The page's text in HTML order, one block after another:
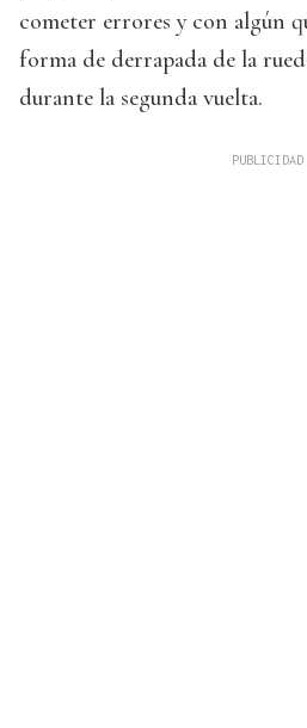
cometer errores y con algún
forma de derrapada de la
durante la segunda vuelta.